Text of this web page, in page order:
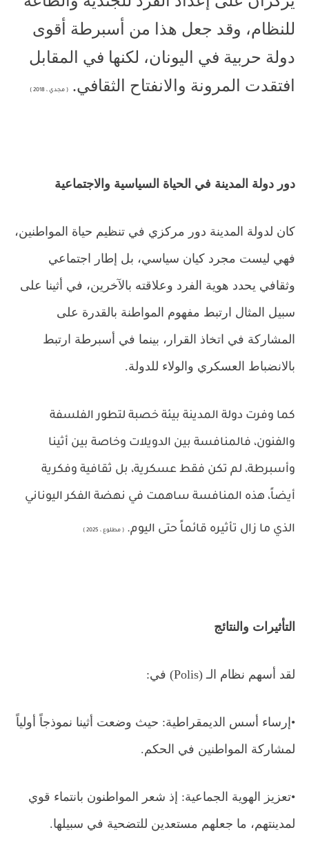
للنظام، وقد جعل هذا من أسبرطة أقوى
دولة حربية في اليونان، لكنها في المقابل
افتقدت المرونة والانفتاح الثقافي.
( مجدي ، 2018 )
دور دولة المدينة في الحياة السياسية والاجتماعية
كان لدولة المدينة دور مركزي في تنظيم حياة المواطنين،
فهي ليست مجرد كيان سياسي، بل إطار اجتماعي
وثقافي يحدد هوية الفرد وعلاقته بالآخرين، في أثينا على
سبيل المثال ارتبط مفهوم المواطنة بالقدرة على
المشاركة في اتخاذ القرار، بينما في أسبرطة ارتبط
بالانضباط العسكري والولاء للدولة.
كما وفرت دولة المدينة بيئة خصبة لتطور الفلسفة
والفنون، فالمنافسة بين الدويلات وخاصة بين أثينا
وأسبرطة، لم تكن فقط عسكرية، بل ثقافية وفكرية
أيضاً، هذه المنافسة ساهمت في نهضة الفكر اليوناني
الذي ما زال تأثيره قائماً حتى اليوم. ( مطلوع ، 2025 )
التأثيرات والنتائج
لقد أسهم نظام الـ(Polis) في:
• إرساء أسس الديمقراطية: حيث وضعت أثينا نموذجاً أولياً
لمشاركة المواطنين في الحكم.
•تعزيز الهوية الجماعية: إذ شعر المواطنون بانتماء قوي
لمدينتهم، ما جعلهم مستعدين للتضحية في سبيلها.